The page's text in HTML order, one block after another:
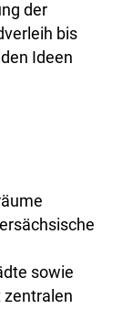
der
bis
Ideen
sowie
zentralen